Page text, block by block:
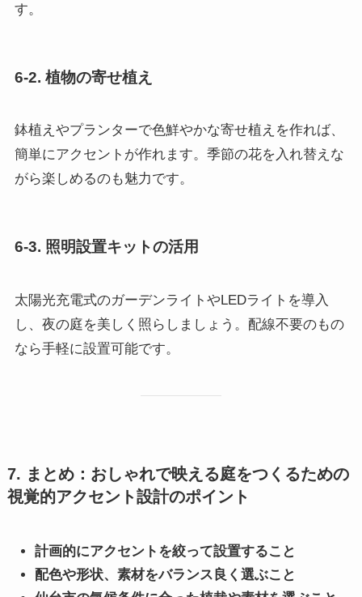
す。
6-2. 植物の寄せ植え
鉢植えやプランターで色鮮やかな寄せ植えを作れば、
簡単にアクセントが作れます。季節の花を入れ替えな
がら楽しめるのも魅力です。
6-3. 照明設置キットの活用
太陽光充電式のガーデンライトやLEDライトを導入
し、夜の庭を美しく照らしましょう。配線不要のもの
なら手軽に設置可能です。
7. まとめ：おしゃれで映える庭をつくるための
視覚的アクセント設計のポイント
計画的にアクセントを絞って設置すること
配色や形状、素材をバランス良く選ぶこと